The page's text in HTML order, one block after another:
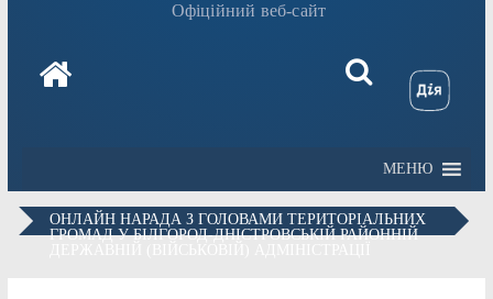
Офіційний веб-сайт
МЕНЮ
ОНЛАЙН НАРАДА З ГОЛОВАМИ ТЕРИТОРІАЛЬНИХ
ГРОМАД У БІЛГОРОД-ДНІСТРОВСЬКІЙ РАЙОННІЙ